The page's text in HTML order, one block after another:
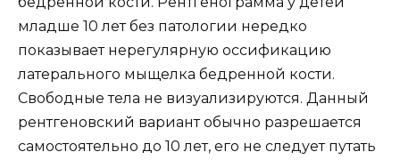
младше 10 лет без патологии нередко
показывает нерегулярную оссификацию
латерального мыщелка бедренной кости.
Свободные тела не визуализируются. Данный
рентгеновский вариант обычно разрешается
самостоятельно до 10 лет, его не следует путать